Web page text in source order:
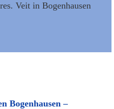
Veit in Bogenhausen
Bogenhausen –